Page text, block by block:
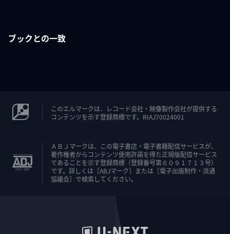
ブックとの一致
このエルマークは、レコード会社・映像製作会社が提供する
コンテンツを示す登録商標です。RIAJ70024001
ＡＢＪマークは、この電子書店・電子書籍配信サービスが、
著作権者からコンテンツ使用許諾を得た正規版配信サービス
であることを示す登録商標（登録番号第６０９１７１３号）
です。詳しくは［ABJマーク］または［電子出版制作・流通
協議会］で検索してください。